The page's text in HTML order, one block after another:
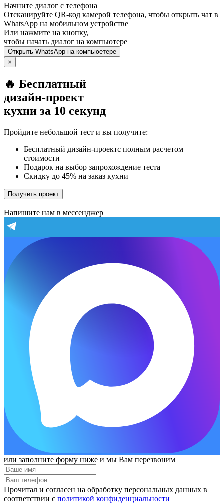
Начните диалог с телефона
Отсканируйте QR-код камерой телефона, чтобы открыть чат в
WhatsApp на мобильном устройстве
Или нажмите на кнопку,
чтобы начать диалог на компьютере
Открыть WhatsApp на компьюетере
×
🔥 Бесплатный
дизайн-проект
кухни за 10 секунд
Пройдите небольшой тест и вы получите:
Бесплатный дизайн-проектс полным расчетом
стоимости
Подарок на выбор запрохождение теста
Скидку до 45% на заказ кухни
Получить проект
Напишите нам в мессенджер
или заполните форму ниже и мы Вам перезвоним
Прочитал и согласен на обработку персональных данных в
соответствии с политикой конфиденциальности